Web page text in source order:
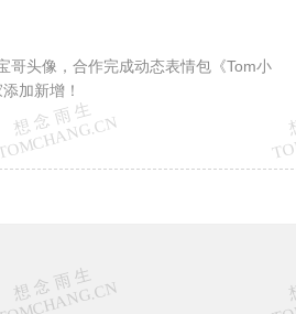
哥头像，合作完成动态表情包《Tom小
加新增！